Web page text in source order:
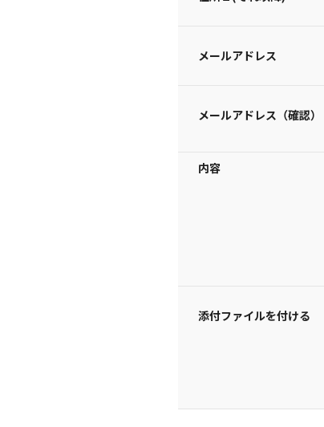
メールアドレス
メールアドレス（確認）
内容
添付ファイルを付ける